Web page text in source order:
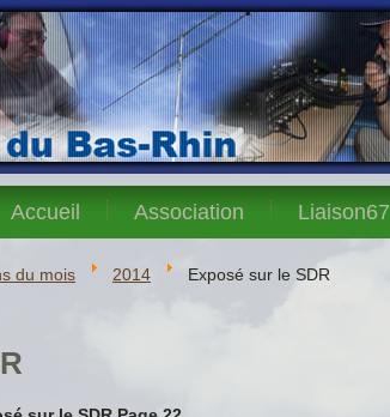
Accueil Association Liaison67
du mois 2014 Exposé sur le SDR